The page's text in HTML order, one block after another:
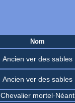
Nom
Ancien ver des sables
Ancien ver des sables
Chevalier mortel·Néant